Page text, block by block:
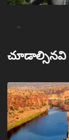
చూడాల్సినవి